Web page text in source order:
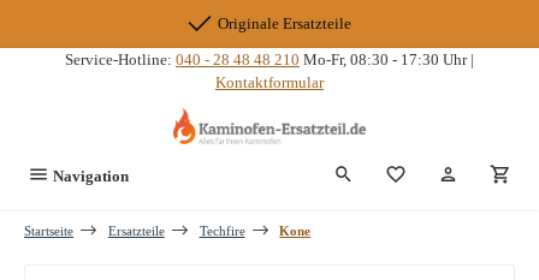
Originale Ersatzteile
Service-Hotline: 040 - 28 48 48 210 Mo-Fr, 08:30 - 17:30 Uhr |
Kontaktformular
Navigation Du hast 0
Startseite Ersatzteile Techfire Kone